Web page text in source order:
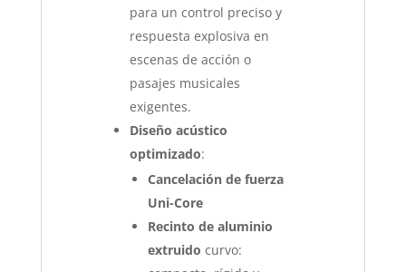
para un control preciso y
respuesta explosiva en
escenas de acción o
pasajes musicales
exigentes.
Diseño acústico
optimizado:
Cancelación de fuerza
Uni-Core
Recinto de aluminio
extruido curvo: